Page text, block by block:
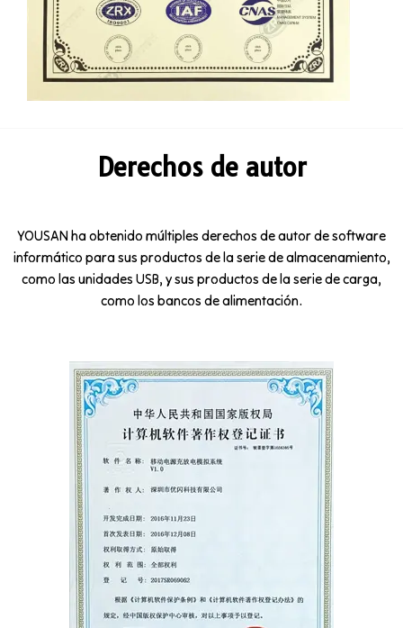
Derechos de autor
YOUSAN ha obtenido múltiples derechos de autor de software
informático para sus productos de la serie de almacenamiento,
como las unidades USB, y sus productos de la serie de carga,
como los bancos de alimentación.